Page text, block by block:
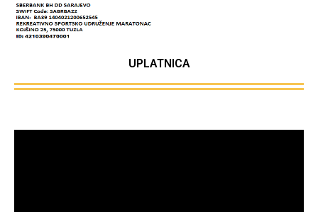
UPLATNICA